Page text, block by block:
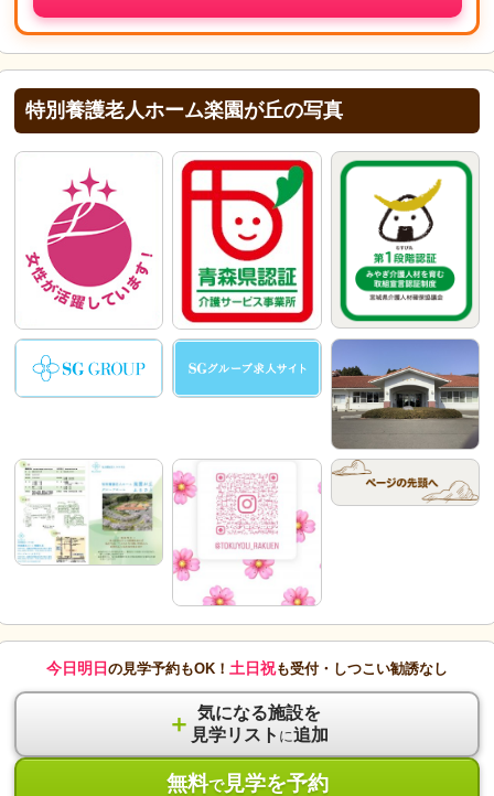
特別養護老人ホーム楽園が丘の写真
今日明日 の見学予約もOK！ 土日祝も受付・しつこい勧誘なし
＋ 気になる施設を
見学リスト に追加
無料で見学を予約